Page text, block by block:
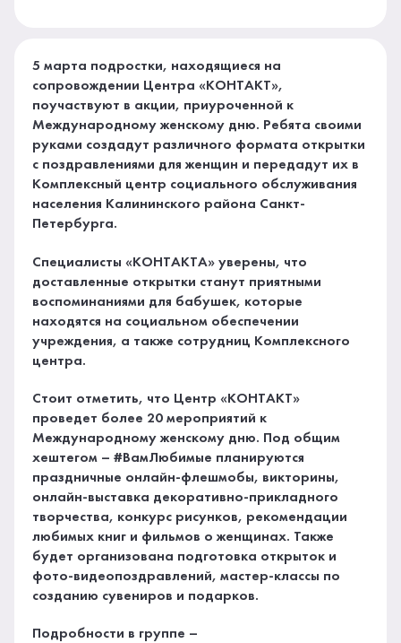
5 марта подростки, находящиеся на
сопровождении Центра «КОНТАКТ»,
поучаствуют в акции, приуроченной к
Международному женскому дню. Ребята своими
руками создадут различного формата открытки
с поздравлениями для женщин и передадут их в
Комплексный центр социального обслуживания
населения Калининского района Санкт-
Петербурга.
Специалисты «КОНТАКТА» уверены, что
доставленные открытки станут приятными
воспоминаниями для бабушек, которые
находятся на социальном обеспечении
учреждения, а также сотрудниц Комплексного
центра.
Стоит отметить, что Центр «КОНТАКТ»
проведет более 20 мероприятий к
Международному женскому дню. Под общим
хештегом – #ВамЛюбимые планируются
праздничные онлайн-флешмобы, викторины,
онлайн-выставка декоративно-прикладного
творчества, конкурс рисунков, рекомендации
любимых книг и фильмов о женщинах. Также
будет организована подготовка открыток и
фото-видеопоздравлений, мастер-классы по
созданию сувениров и подарков.
Подробности в группе –